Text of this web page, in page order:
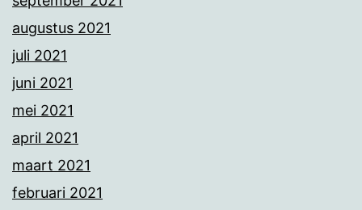
augustus 2021
juli 2021
juni 2021
mei 2021
april 2021
maart 2021
februari 2021